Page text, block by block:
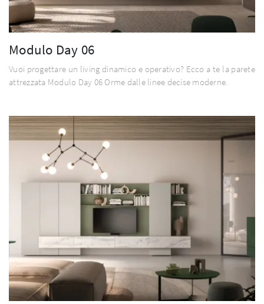
Modulo Day 06
Vuoi progettare un living dinamico e operativo? Ecco a te la parete
attrezzata Modulo Day 06 Orme dalle linee decise moderne.